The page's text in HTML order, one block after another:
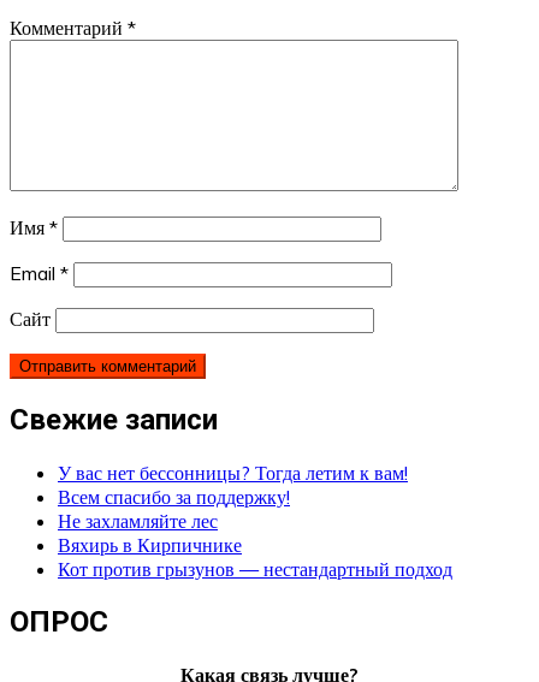
Комментарий *
Имя *
Email *
Сайт
Свежие записи
У вас нет бессонницы? Тогда летим к вам!
Всем спасибо за поддержку!
Не захламляйте лес
Вяхирь в Кирпичнике
Кот против грызунов — нестандартный подход
ОПРОС
Какая связь лучше?